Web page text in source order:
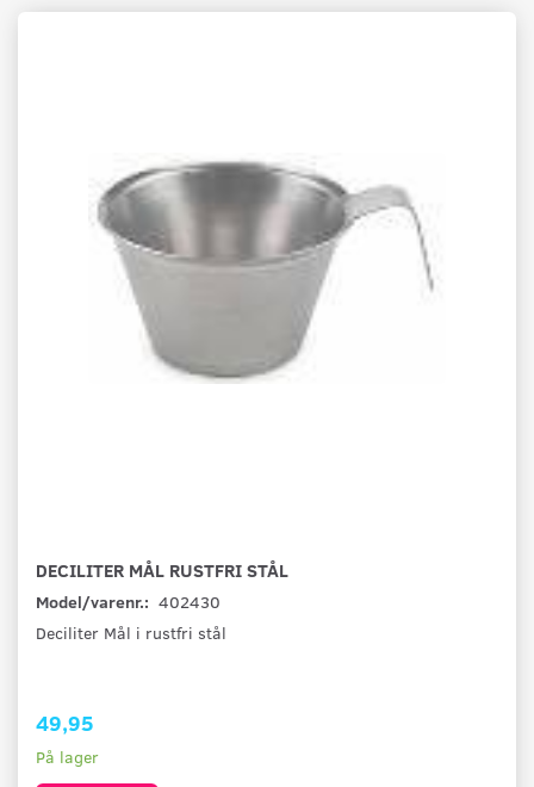
DECILITER MÅL RUSTFRI STÅL
Model/varenr.: 402430
Deciliter Mål i rustfri stål
49,95
På lager